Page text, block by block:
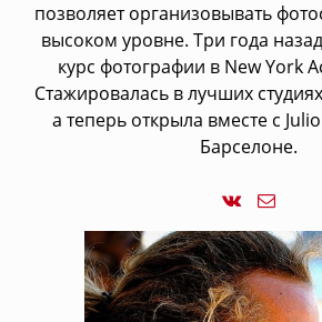
позволяет организовывать
высоком уровне. Три года
курс фотографии в New York
Стажировалась в лучших
а теперь открыла вместе с
Барселоне.